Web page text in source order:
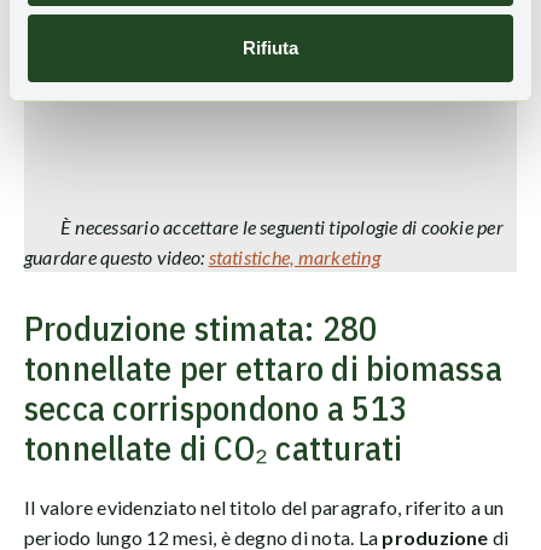
Rifiuta
È necessario accettare le seguenti tipologie di cookie per
guardare questo video: statistiche, marketing
Produzione stimata: 280
tonnellate per ettaro di biomassa
secca corrispondono a 513
tonnellate di CO₂ catturati
Il valore evidenziato nel titolo del paragrafo, riferito a un
periodo lungo 12 mesi, è degno di nota. La produzione di